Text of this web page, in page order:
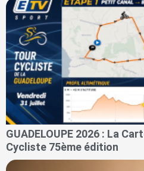
GUADELOUPE 2026 : La
Cycliste 75ème édition